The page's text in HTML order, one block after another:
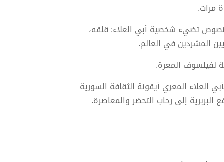
مرات.
نصوص تضيء شخصية أبي العلاء: قلقه،
المشردين في العالم.
لفيلسوف المعرة.
العلاء المعري أيقونة الثقافة السورية
إلى رحاب التحضر والمعاصرة.